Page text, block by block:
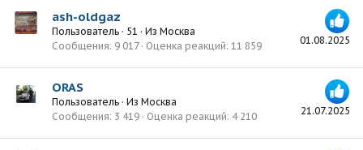
01.08.2025
ash-oldgaz
Пользователь · 51 · Из Москва
Сообщения 9 017 Оценка реакций 11 859
21.07.2025
ORAS
Пользователь · Из Москва
Сообщения 3 419 Оценка реакций 4 210